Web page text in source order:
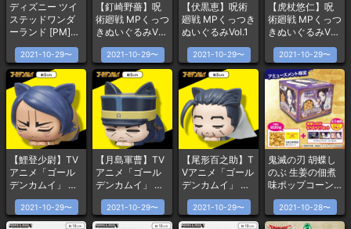
ディズニー ツイ
ステッドワンダ
ーランド [PM]グ
レイスシチュエ
ーションフィギ
ュア〜ヴィル・
シェーンハイ
ト〜
2021-10-29〜
【釘崎野薔】呪
術廻戦 MPくっつ
きぬいぐるみVol.
2021-10-29〜
【伏黒恵】呪術
廻戦 MPくっつき
ぬいぐるみVol.1
2021-10-29〜
【虎杖悠仁】呪
術廻戦 MPくっつ
きぬいぐるみVol.
2021-10-29〜
【鯉登少尉】TV
アニメ「ゴール
デンカムイ」 お
ひるねこ [MP]ミ
ニフィギュアVol.
2
2021-10-29〜
【月島軍曹】TV
アニメ「ゴール
デンカムイ」 お
ひるねこ [MP]ミ
ニフィギュアVol.
2
2021-10-29〜
【尾形百之助】T
Vアニメ「ゴール
デンカムイ」 お
ひるねこ [MP]ミ
ニフィギュアVol.
2
2021-10-29〜
鬼滅の刃 胡蝶し
のぶ 生姜の佃煮
味ポップコーンB
OX(マグネット
入)2021-10-28〜